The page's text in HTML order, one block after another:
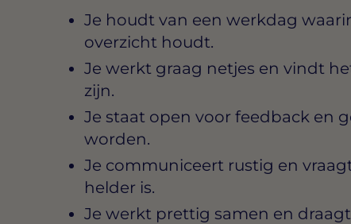
Je houdt van een werkdag
overzicht houdt.
Je werkt graag netjes en vindt
zijn.
Je staat open voor feedback en
worden.
Je communiceert rustig en
helder is.
Je werkt prettig samen en